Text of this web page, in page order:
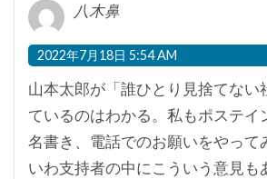
八木鼻
2022年7月18日 5:54 AM
山本太郎が「誰ひとり見捨てない
ているのはわかる。私もポステイ
名書き、電話でのお願いをやって
いわ支持者の中にこういう意見も